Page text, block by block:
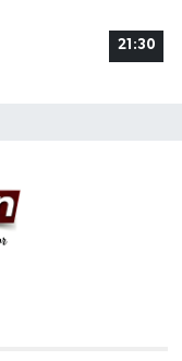
21:30